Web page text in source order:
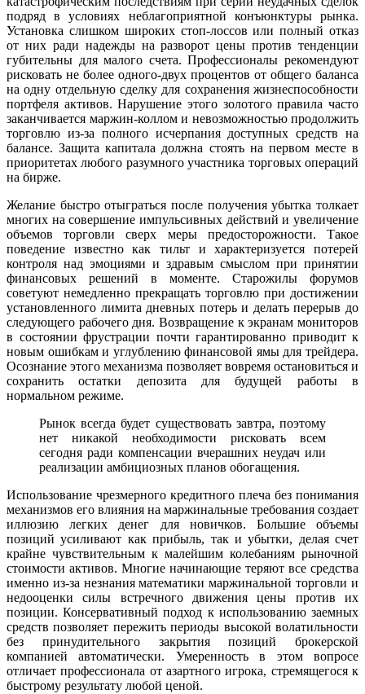
подряд в условиях неблагоприятной конъюнктуры рынка.
Установка слишком широких стоп-лоссов или полный отказ
от них ради надежды на разворот цены против тенденции
губительны для малого счета. Профессионалы рекомендуют
рисковать не более одного-двух процентов от общего баланса
на одну отдельную сделку для сохранения жизнеспособности
портфеля активов. Нарушение этого золотого правила часто
заканчивается маржин-коллом и невозможностью продолжить
торговлю из-за полного исчерпания доступных средств на
балансе. Защита капитала должна стоять на первом месте в
приоритетах любого разумного участника торговых операций
на бирже.
Желание быстро отыграться после получения убытка толкает
многих на совершение импульсивных действий и увеличение
объемов торговли сверх меры предосторожности. Такое
поведение известно как тильт и характеризуется потерей
контроля над эмоциями и здравым смыслом при принятии
финансовых решений в моменте. Старожилы форумов
советуют немедленно прекращать торговлю при достижении
установленного лимита дневных потерь и делать перерыв до
следующего рабочего дня. Возвращение к экранам мониторов
в состоянии фрустрации почти гарантированно приводит к
новым ошибкам и углублению финансовой ямы для трейдера.
Осознание этого механизма позволяет вовремя остановиться и
сохранить остатки депозита для будущей работы в
нормальном режиме.
Рынок всегда будет существовать завтра, поэтому
нет никакой необходимости рисковать всем
сегодня ради компенсации вчерашних неудач или
реализации амбициозных планов обогащения.
Использование чрезмерного кредитного плеча без понимания
механизмов его влияния на маржинальные требования создает
иллюзию легких денег для новичков. Большие объемы
позиций усиливают как прибыль, так и убытки, делая счет
крайне чувствительным к малейшим колебаниям рыночной
стоимости активов. Многие начинающие теряют все средства
именно из-за незнания математики маржинальной торговли и
недооценки силы встречного движения цены против их
позиции. Консервативный подход к использованию заемных
средств позволяет пережить периоды высокой волатильности
без принудительного закрытия позиций брокерской
компанией автоматически. Умеренность в этом вопросе
отличает профессионала от азартного игрока, стремящегося к
быстрому результату любой ценой.